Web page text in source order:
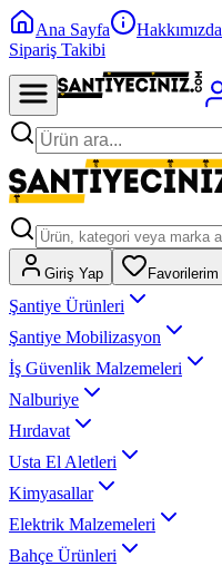
Ana Sayfa Hakkımızda
Sipariş Takibi
Giriş Yap Favorilerim
Şantiye Ürünleri
Şantiye Mobilizasyon
İş Güvenlik Malzemeleri
Nalburiye
Hırdavat
Usta El Aletleri
Kimyasallar
Elektrik Malzemeleri
Bahçe Ürünleri